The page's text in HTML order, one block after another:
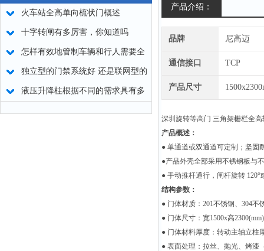
火车站全高单向梳状门概述
十字转闸有多厉害，你知道吗
怎样有效地管制车辆和行人需要全
自动液压升降柱
独立型的门禁系统好 还是联网型的
门禁系统好?
液压升降柱根据不同的需求具有多
产品介绍：
品牌 尼高迈
通信接口 TCP
产品尺寸
深圳旋转等高门 三角架栅栏全高
产品概述：
● 单通道或双通道可定制；坚固
●产品外壳全部采用不锈钢板与
● 手动推杆通行，闸杆旋转
结构参数：
● 门体材质：201不锈钢、304不
● 门体尺寸：宽1500x高2300(mm)
● 门体材料厚度：转动主轴立柱
● 表面处理：拉丝、抛光、烤漆